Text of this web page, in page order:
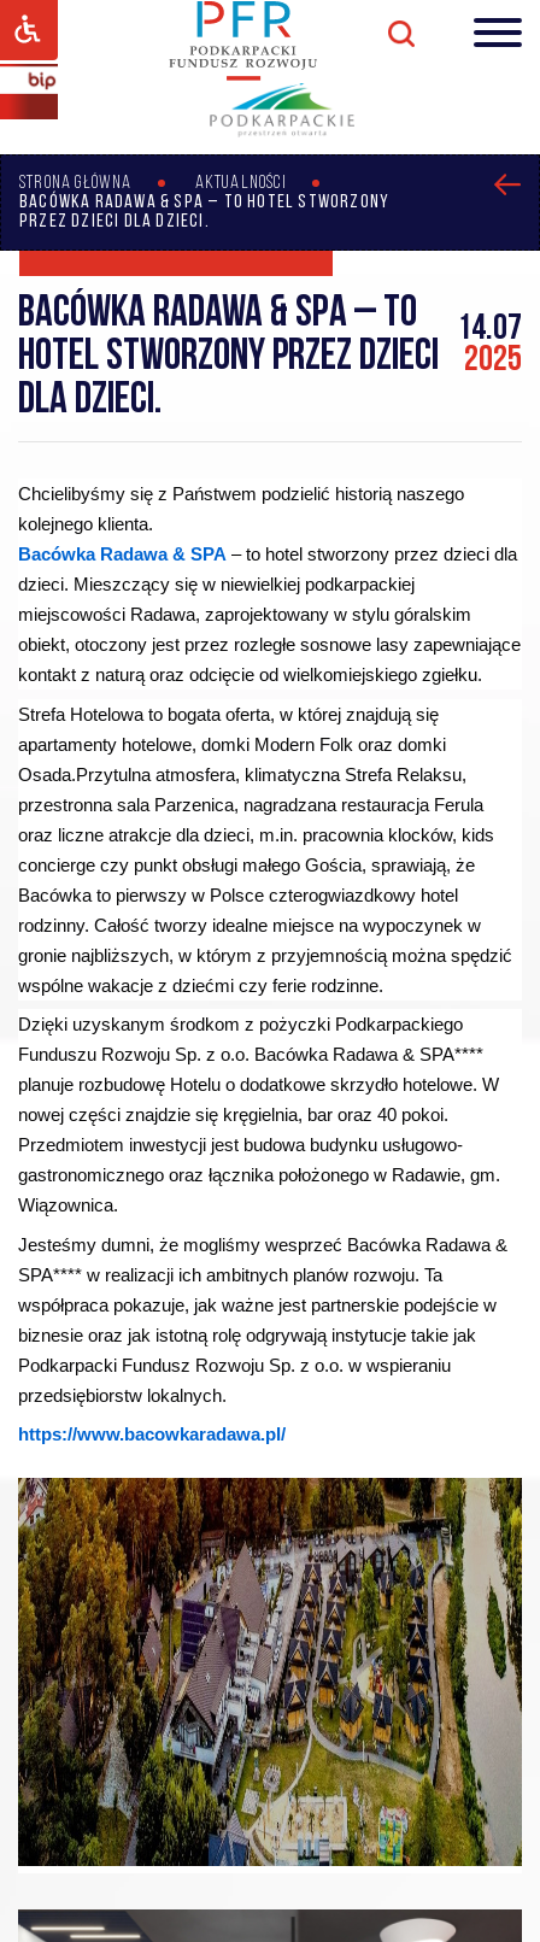
STRONA GŁÓWNA
AKTUALNOŚCI
BACÓWKA RADAWA & SPA – TO HOTEL STWORZONY
PRZEZ DZIECI DLA DZIECI.
Bacówka Radawa & SPA – to
hotel stworzony przez dzieci
dla dzieci.
14.07
2025
Chcielibyśmy się z Państwem podzielić historią naszego
kolejnego klienta.
Bacówka Radawa & SPA – to hotel stworzony przez dzieci dla
dzieci. Mieszczący się w niewielkiej podkarpackiej
miejscowości Radawa, zaprojektowany w stylu góralskim
obiekt, otoczony jest przez rozległe sosnowe lasy zapewniające
kontakt z naturą oraz odcięcie od wielkomiejskiego zgiełku.
Strefa Hotelowa to bogata oferta, w której znajdują się
apartamenty hotelowe, domki Modern Folk oraz domki
Osada.Przytulna atmosfera, klimatyczna Strefa Relaksu,
przestronna sala Parzenica, nagradzana restauracja Ferula
oraz liczne atrakcje dla dzieci, m.in. pracownia klocków, kids
concierge czy punkt obsługi małego Gościa, sprawiają, że
Bacówka to pierwszy w Polsce czterogwiazdkowy hotel
rodzinny. Całość tworzy idealne miejsce na wypoczynek w
gronie najbliższych, w którym z przyjemnością można spędzić
wspólne wakacje z dziećmi czy ferie rodzinne.
Dzięki uzyskanym środkom z pożyczki Podkarpackiego
Funduszu Rozwoju Sp. z o.o. Bacówka Radawa & SPA****
planuje rozbudowę Hotelu o dodatkowe skrzydło hotelowe. W
nowej części znajdzie się kręgielnia, bar oraz 40 pokoi.
Przedmiotem inwestycji jest budowa budynku usługowo-
gastronomicznego oraz łącznika położonego w Radawie, gm.
Wiązownica.
Jesteśmy dumni, że mogliśmy wesprzeć Bacówka Radawa &
SPA**** w realizacji ich ambitnych planów rozwoju. Ta
współpraca pokazuje, jak ważne jest partnerskie podejście w
biznesie oraz jak istotną rolę odgrywają instytucje takie jak
Podkarpacki Fundusz Rozwoju Sp. z o.o. w wspieraniu
przedsiębiorstw lokalnych.
https://www.bacowkaradawa.pl/